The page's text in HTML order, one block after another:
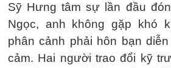
Sỹ Hưng tâm sự lần đầu
Ngọc, anh không gặp khó
phân cảnh phải hôn bạn
cảm. Hai người trao đổi kỹ